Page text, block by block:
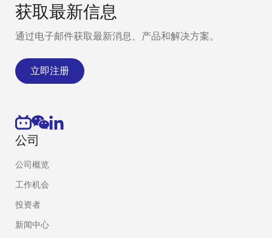
获取最新信息
通过电子邮件获取最新消息、产品和解决方案。
立即注册
公司
公司概览
工作机会
投资者
新闻中心